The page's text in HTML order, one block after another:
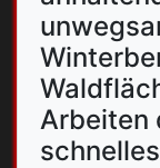
Arbeiten